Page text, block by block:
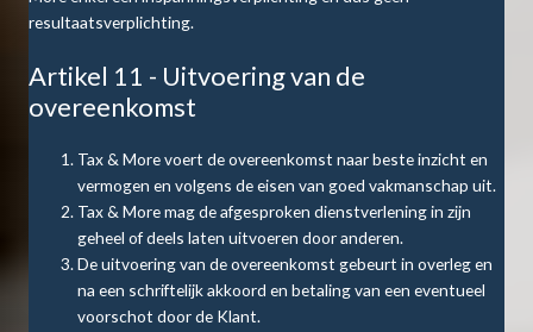
resultaatsverplichting.
Artikel 11 - Uitvoering van de
overeenkomst
Tax & More voert de overeenkomst naar beste inzicht en
vermogen en volgens de eisen van goed vakmanschap uit.
Tax & More mag de afgesproken dienstverlening in zijn
geheel of deels laten uitvoeren door anderen.
De uitvoering van de overeenkomst gebeurt in overleg en
na een schriftelijk akkoord en betaling van een eventueel
voorschot door de Klant.